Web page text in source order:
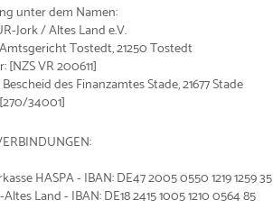
unter dem Namen:
Jork / Altes Land e.V.
Tostedt, 21250 Tostedt
VR 200611]
des Finanzamtes Stade, 21677 Stade
34001]
HASPA - IBAN: DE47 2005 0550 1219 1259 35
Land - IBAN: DE18 2415 1005 1210 0564 85